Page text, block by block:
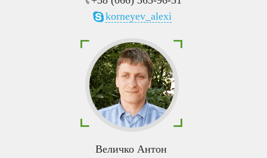
korneyev_alexi
Величко Антон